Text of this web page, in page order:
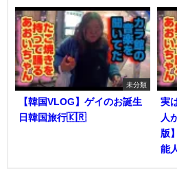
未分類
【韓国VLOG】ゲイのお誕生
日韓国旅行🇰🇷
実
人
版
能